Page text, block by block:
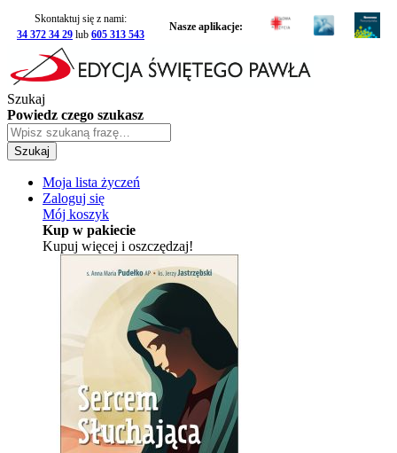
Skontaktuj się z nami:
34 372 34 29 lub 605 313 543
Nasze aplikacje:
Szukaj
Powiedz czego szukasz
Szukaj
Moja lista życzeń
Zaloguj się
Mój koszyk
Kup w pakiecie
Kupuj więcej i oszczędzaj!